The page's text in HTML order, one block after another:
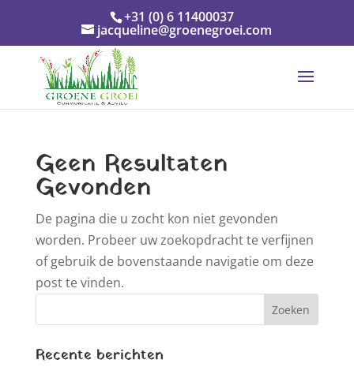
+31 (0) 6 11400037
jacqueline@groenegroei.com
Geen Resultaten
Gevonden
De pagina die u zocht kon niet gevonden
worden. Probeer uw zoekopdracht te verfijnen
of gebruik de bovenstaande navigatie om deze
post te vinden.
Recente berichten